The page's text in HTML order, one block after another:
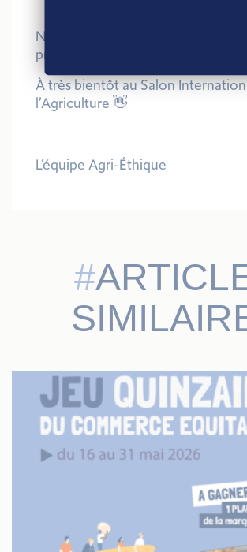
Nous avons hâte de partager ces
privilégiés avec vous !
À très bientôt au Salon
l’Agriculture 👋
L’équipe Agri-Éthique